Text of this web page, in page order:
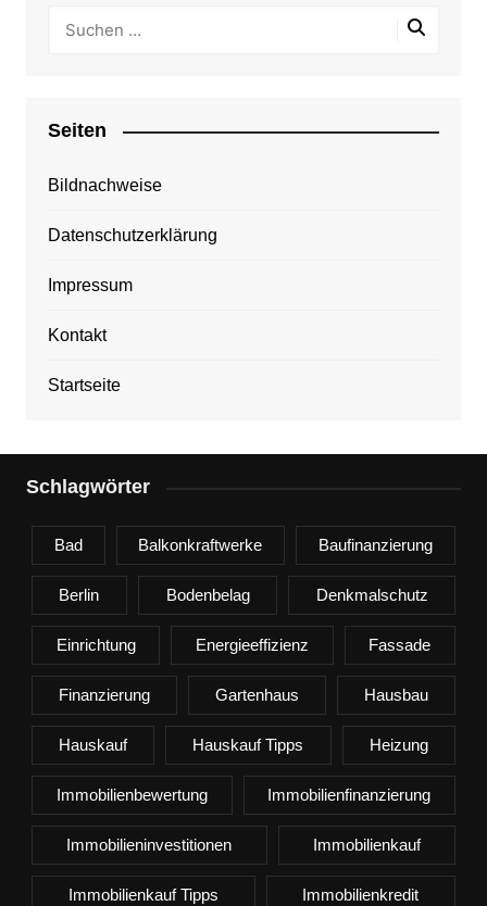
Seiten
Bildnachweise
Datenschutzerklärung
Impressum
Kontakt
Startseite
Schlagwörter
Bad Balkonkraftwerke Baufinanzierung
Berlin Bodenbelag Denkmalschutz
Einrichtung Energieeffizienz Fassade
Finanzierung Gartenhaus Hausbau
Hauskauf Hauskauf Tipps Heizung
Immobilienbewertung Immobilienfinanzierung
Immobilieninvestitionen Immobilienkauf
Immobilienkauf Tipps Immobilienkredit